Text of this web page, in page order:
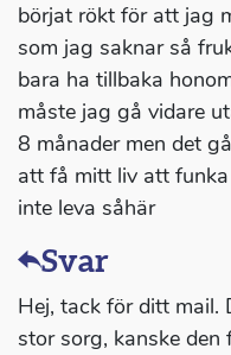
börjat rökt för att jag
som jag saknar så
bara ha tillbaka
måste jag gå vidare
8 månader men det
att få mitt liv att
inte leva såhär
Svar
Hej, tack för ditt mail.
stor sorg, kanske